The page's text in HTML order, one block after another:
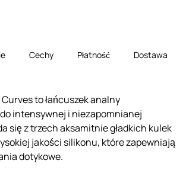
Cechy Płatność Dostawa
to łańcuszek analny
intensywnej i niezapomnianej
się z trzech aksamitnie gładkich kulek
jakości silikonu, które zapewniają
dotykowe.